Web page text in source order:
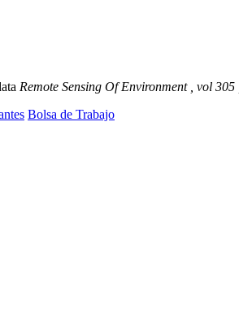
Remote Sensing Of Environment , vol 305
Bolsa de Trabajo